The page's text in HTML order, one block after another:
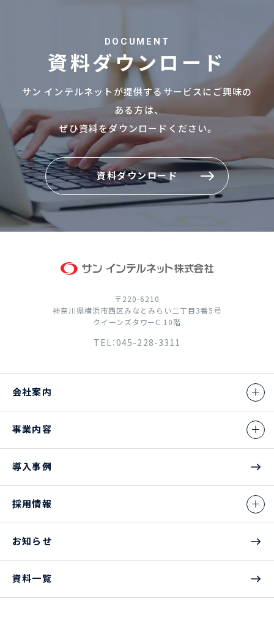
DOCUMENT
資料ダウンロード
サン インテルネットが提供するサービスにご興味の
ある方は、
ぜひ資料をダウンロードください。
資料ダウンロード
資料ダウンロード
〒220-6210
神奈川県横浜市西区みなとみらい二丁目3番5号
クイーンズタワーC 10階
TEL：045-228-3311
会社案内
事業内容
導入事例
採用情報
お知らせ
資料一覧